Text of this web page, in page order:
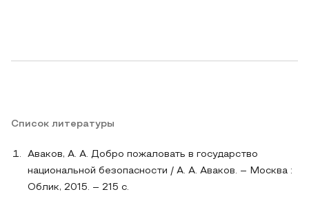
Список литературы
Аваков, А. А. Добро пожаловать в государство
национальной безопасности / А. А. Аваков. – Москва :
Облик, 2015. – 215 c.